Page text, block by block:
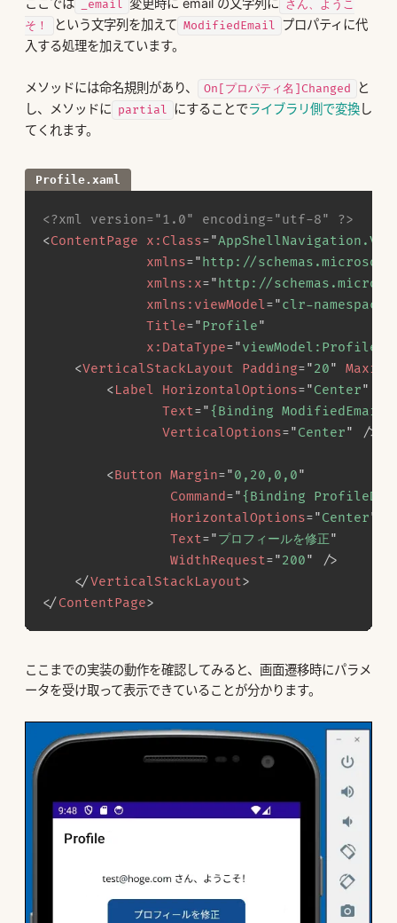
ここでは _email 変更時に email の文字列に さん、ようこ
そ！
という文字列を加えて ModifiedEmail プロパティに代
入する処理を加えています。
メソッドには命名規則があり、 On[プロパティ名]Changed
と
し、メソッドに partial にすることでライブラリ側で変換し
てくれます。
Profile.xaml
<?xml version="1.0" encoding="utf-8" ?>
<ContentPage x: Class="
xmlns=" http://
xmlns: x=" http://
xmlns: viewModel="clr-
Title="Profile"
x: DataType="
<VerticalStackLayout Padding="20"
<Label HorizontalOptions="Center"
Text="{Binding ModifiedEmail}
VerticalOptions="Center" />
<Button Margin="0,20,0,0"
Command="{Binding
HorizontalOptions="Center"
Text="プロフィールを修正"
WidthRequest="200"
/>
</VerticalStackLayout>
</ContentPage>
ここまでの実装の動作を確認してみると、画面遷移時にパラメ
ータを受け取って表示できていることが分かります。